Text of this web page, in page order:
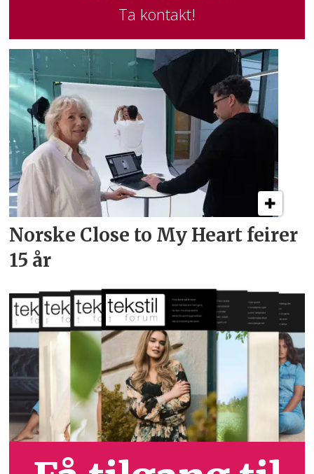
Ta kontakt!
Norske Close to My Heart feirer
15 år